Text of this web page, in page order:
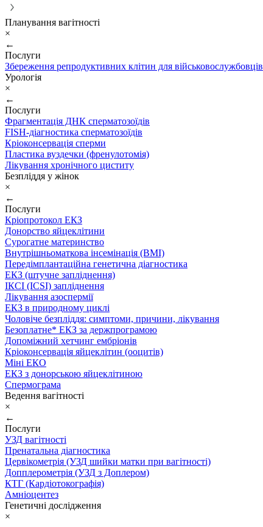
Планування вагітності
×
←
Послуги
Збереження репродуктивних клітин для військовослужбовців
Урологія
×
←
Послуги
Фрагментація ДНК сперматозоїдів
FISH-діагностика сперматозоїдів
Кріоконсервація сперми
Пластика вуздечки (френулотомія)
Лікування хронічного циститу
Безпліддя у жінок
×
←
Послуги
Кріопротокол ЕКЗ
Донорство яйцеклітини
Сурогатне материнство
Внутрішньоматкова інсемінація (ВМІ)
Передімплантаційна генетична діагностика
ЕКЗ (штучне запліднення)
ІКСІ (ICSI) запліднення
Лікування азоспермії
ЕКЗ в природному циклі
Чоловіче безпліддя: симптоми, причини, лікування
Безоплатне* ЕКЗ за держпрограмою
Допоміжний хетчинг ембріонів
Кріоконсервація яйцеклітин (ооцитів)
Міні ЕКО
ЕКЗ з донорською яйцеклітиною
Спермограма
Ведення вагітності
×
←
Послуги
УЗД вагітності
Пренатальна діагностика
Цервікометрія (УЗД шийки матки при вагітності)
Допплерометрія (УЗД з Доплером)
КТГ (Кардіотокографія)
Амніоцентез
Генетичні дослідження
×